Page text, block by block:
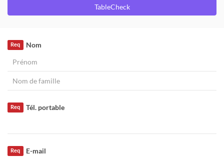
TableCheck
Nom
Req
Tél. portable
Req
E-mail
Req